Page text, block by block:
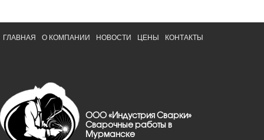
ГЛАВНАЯ О КОМПАНИИ НОВОСТИ ЦЕНЫ КОНТАКТЫ
ООО «Индустрия Сварки»
Сварочные работы в
Мурманске